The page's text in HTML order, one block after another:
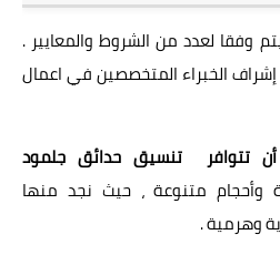
وفقا لعدد من الشروط والمعايير .
إشراف الخبراء المتخصصين في اعمال
تتوافر
تنسيق حدائق جلمود
وأحجام متنوعة ، حيث نجد منها
وهرمية .